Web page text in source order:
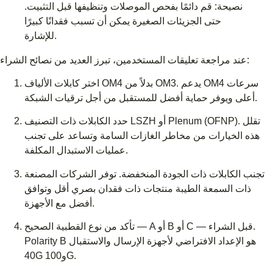
نصيحة: قم دائمًا بفحص الموصلات وتنظيفها قبل التثبيت.
حتى الجزيئات الصغيرة يمكن أن تسبب فقدانًا كبيرًا
للإشارة.
عند مراجعة تعليقات المستخدمين، تبرز العديد من نصائح الشراء:
اختر كابلات الألياف OM4 بدلاً من OM3. يدعم OM4 سرعات
أعلى ويوفر حماية أفضل للمستقبل من أجل ترقيات الشبكة.
حدد الكابلات ذات التصنيف LSZH أو Plenum (OFNP). تقلل
هذه الخيارات من مخاطر الغازات السامة وتساعد على تجنب
عمليات الاستبدال المكلفة.
تجنب الكابلات ذات الجودة المنخفضة. توفر الشركات المصنعة
ذات السمعة الطيبة منتجات ذات فقدان بصري أقل وتوافق
أفضل مع الأجهزة.
تأكد من نوع القطبية الصحيح — A أو B أو C — قبل الشراء.
Polarity B هو الإعداد الافتراضي لأجهزة الإرسال والاستقبال
40G و100G.